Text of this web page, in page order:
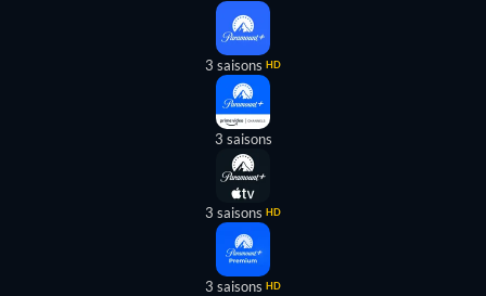
3 saisons HD
3 saisons
3 saisons HD
3 saisons HD